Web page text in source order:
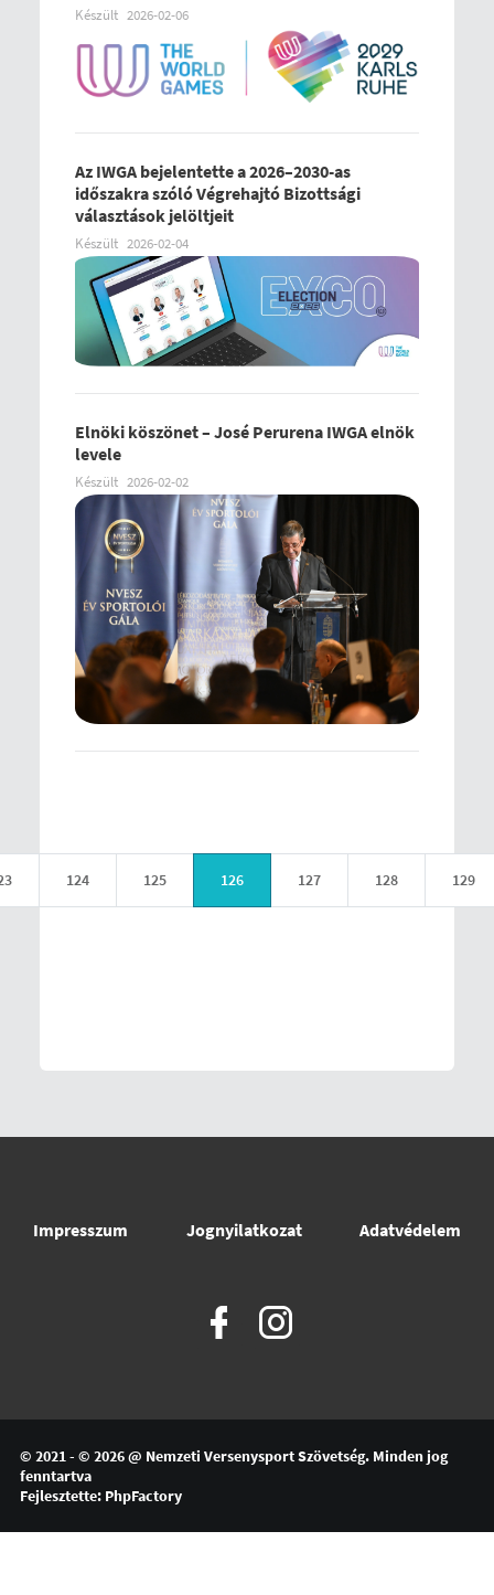
Készült 2026-02-06
Az IWGA bejelentette a 2026–2030-as
időszakra szóló Végrehajtó Bizottsági
választások jelöltjeit
Készült 2026-02-04
Elnöki köszönet – José Perurena IWGA elnök
levele
Készült 2026-02-02
124 125 126 127 128 129
Impresszum Jognyilatkozat Adatvédelem
© 2021 - © 2026 @ Nemzeti Versenysport Szövetség. Minden jog
fenntartva
Fejlesztette: PhpFactory